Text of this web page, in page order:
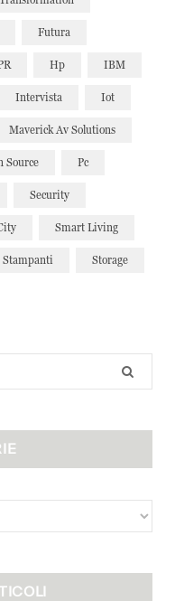
Futura
Hp IBM
Intervista Iot
Maverick Av Solutions
Source Pc
Security
Smart Living
Stampanti Storage